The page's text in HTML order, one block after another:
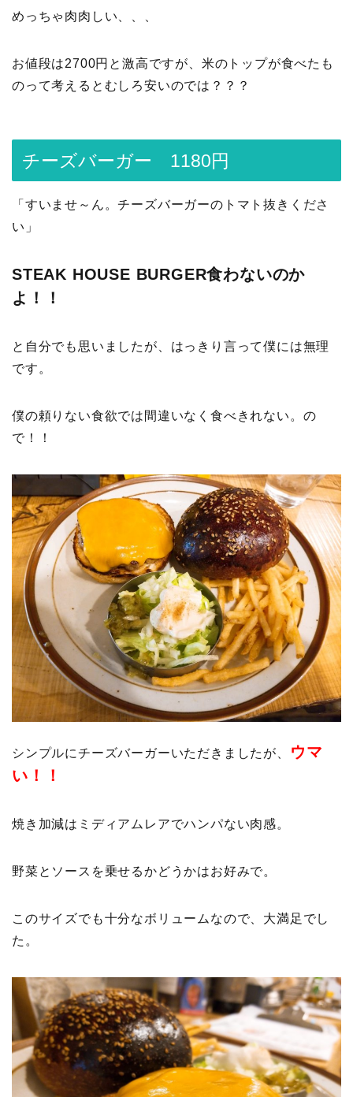
めっちゃ肉肉しい、、、
お値段は2700円と激高ですが、米のトップが食べたも
のって考えるとむしろ安いのでは？？？
チーズバーガー 1180円
「すいませ～ん。チーズバーガーのトマト抜きくださ
い」
STEAK HOUSE BURGER食わないのか
よ！！
と自分でも思いましたが、はっきり言って僕には無理
です。
僕の頼りない食欲では間違いなく食べきれない。の
で！！
シンプルにチーズバーガーいただきましたが、
ウマ
い！！
焼き加減はミディアムレアでハンパない肉感。
野菜とソースを乗せるかどうかはお好みで。
このサイズでも十分なボリュームなので、大満足でし
た。